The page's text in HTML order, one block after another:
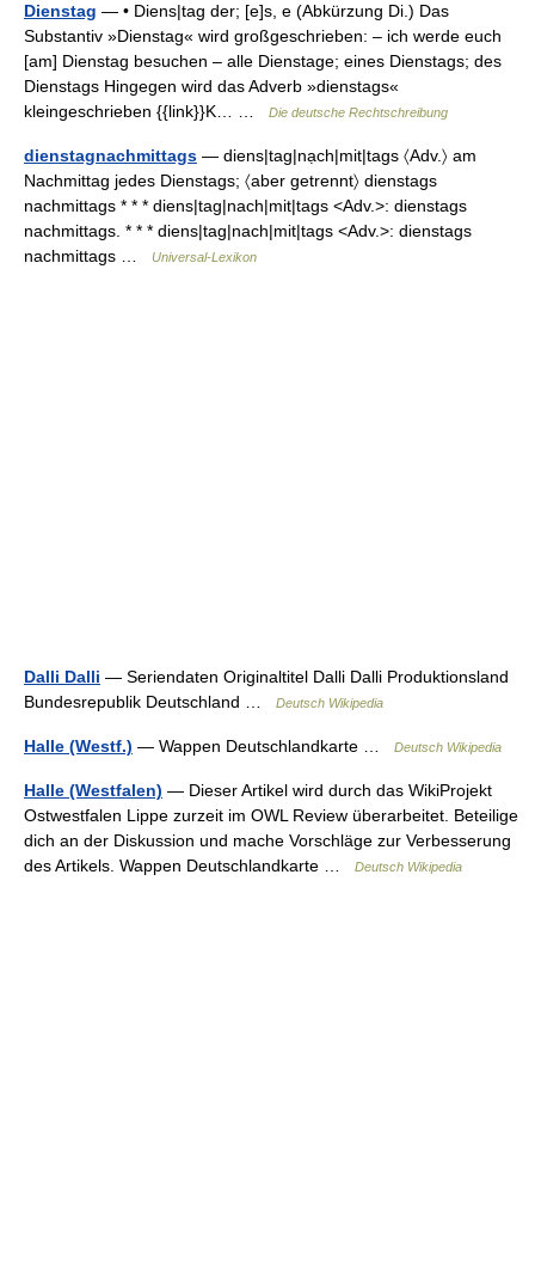
Dienstag — • Diens|tag der; [e]s, e (Abkürzung Di.) Das
Substantiv »Dienstag« wird großgeschrieben: – ich werde euch
[am] Dienstag besuchen – alle Dienstage; eines Dienstags; des
Dienstags Hingegen wird das Adverb »dienstags«
kleingeschrieben {{link}}K… …
Die deutsche Rechtschreibung
dienstagnachmittags — diens|tag|nạch|mit|tags 〈Adv.〉 am
Nachmittag jedes Dienstags; 〈aber getrennt〉 dienstags
nachmittags * * * diens|tag|nach|mit|tags <Adv.>: dienstags
nachmittags. * * * diens|tag|nach|mit|tags <Adv.>: dienstags
nachmittags …
Universal-Lexikon
Dalli Dalli — Seriendaten Originaltitel Dalli Dalli Produktionsland
Bundesrepublik Deutschland …
Deutsch Wikipedia
Halle (Westf.) — Wappen Deutschlandkarte … Deutsch Wikipedia
Halle (Westfalen) — Dieser Artikel wird durch das WikiProjekt
Ostwestfalen Lippe zurzeit im OWL Review überarbeitet. Beteilige
dich an der Diskussion und mache Vorschläge zur Verbesserung
des Artikels. Wappen Deutschlandkarte …
Deutsch Wikipedia